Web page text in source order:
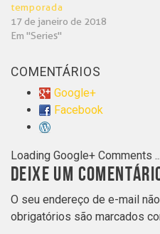
temporada
17 de janeiro de 2018
Em "Series"
COMENTÁRIOS
Google+
Facebook
Loading Google+ Comments ...
DEIXE UM
O seu endereço de e-mail
obrigatórios são marcados